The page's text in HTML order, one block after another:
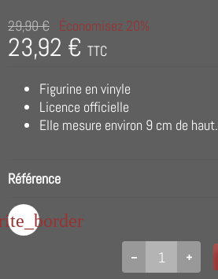
29,90 € Économisez 20%
23,92 € TTC
Figurine en vinyle
Licence officielle
Elle mesure environ 9 cm de haut.
Référence